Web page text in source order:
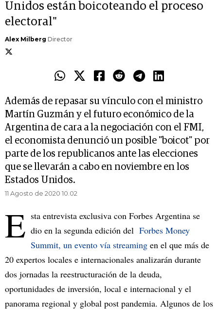
Unidos están boicoteando el proceso
electoral"
Alex Milberg Director
Además de repasar su vínculo con el ministro
Martín Guzmán y el futuro económico de la
Argentina de cara a la negociación con el FMI,
el economista denunció un posible "boicot" por
parte de los republicanos ante las elecciones
que se llevarán a cabo en noviembre en los
Estados Unidos.
11 Agosto de 2020 10.02
E sta entrevista exclusiva con Forbes Argentina se
dio en la segunda edición del Forbes Money
Summit, un evento vía streaming en el que más de
20 expertos locales e internacionales analizarán durante
dos jornadas la reestructuración de la deuda,
oportunidades de inversión, local e internacional y el
panorama regional y global post pandemia. Algunos de los